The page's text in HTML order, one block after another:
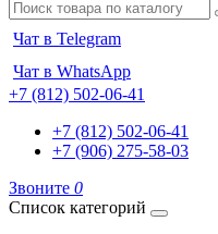
Чат в Telegram
Чат в WhatsApp
+7 (812) 502-06-41
+7 (812) 502-06-41
+7 (906) 275-58-03
Звоните 0
Список категорий